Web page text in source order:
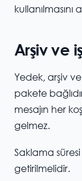
Arşiv ve
Yedek, arşiv
pakete
mesajın her
gelmez.
Saklama
getirilmelidir.